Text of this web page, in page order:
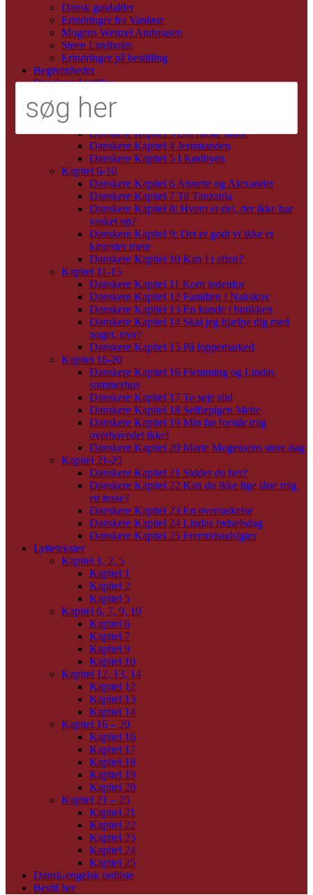
Dansk guldalder
Erindringer fra Vanløse
Mogens Wenzel Andreasen
Steen Lindholm
Erindringer på bestilling
Begivenheder
Danskere Lydfiler
Kapitel 1-5
Danskere Kapitel 1 Anders Axmark
Danskere Kapitel 2 Lagkagehuset
Danskere Kapitel 3 Det første møde
Danskere Kapitel 4 Jernmanden
Danskere Kapitel 5 I Kødbyen
Kapitel 6-10
Danskere Kapitel 6 Annette og Alexander
Danskere Kapitel 7 Til Tanzania
Danskere Kapitel 8: Hvem er det, der ikke har
vasket op?
Danskere Kapitel 9: Det er godt vi ikke er
kærester mere
Danskere Kapitel 10 Kan I i aften?
Kapitel 11-15
Danskere Kapitel 11 Kom indenfor
Danskere Kapitel 12 Familien i Nakskov
Danskere Kapitel 13 En kunde i butikken
Danskere Kapitel 14 Skal jeg hjælpe dig med
noget, mor?
Danskere Kapitel 15 På loppemarked
Kapitel 16-20
Danskere Kapitel 16 Flemming og Lindas
sommerhus
Danskere Kapitel 17 To seje sild
Danskere Kapitel 18 Selfiepigen Mette
Danskere Kapitel 19 Min far forstår mig
overhovedet ikke!
Danskere Kapitel 20 Marie Mogensens store dag
Kapitel 21-25
Danskere Kapitel 21 Sidder du her?
Danskere Kapitel 22 Kan du ikke lige låne mig
en tusse?
Danskere Kapitel 23 En overraskelse
Danskere Kapitel 24 Lindas fødselsdag
Danskere Kapitel 25 Fremtidsudsigter
Lyttetekster
Kapitel 1, 2, 5
Kapitel 1
Kapitel 2
Kapitel 5
Kapitel 6, 7, 9, 10
Kapitel 6
Kapitel 7
Kapitel 9
Kapitel 10
Kapitel 12, 13, 14
Kapitel 12
Kapitel 13
Kapitel 14
Kapitel 16 – 20
Kapitel 16
Kapitel 17
Kapitel 18
Kapitel 19
Kapitel 20
Kapitel 21 – 25
Kapitel 21
Kapitel 22
Kapitel 23
Kapitel 24
Kapitel 25
Dansk-engelsk ordliste
Bestil her